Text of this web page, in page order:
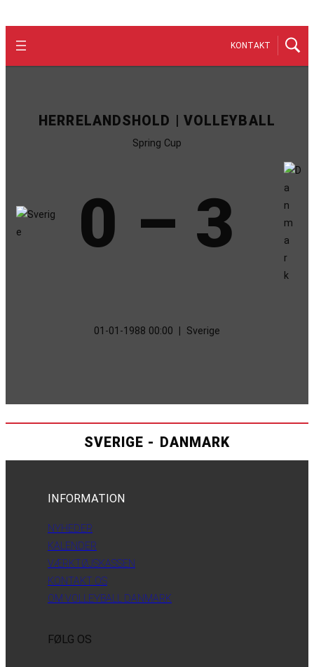
KONTAKT
HERRELANDSHOLD | VOLLEYBALL
Spring Cup
0 – 3
01-01-1988 00:00 Sverige
SVERIGE - DANMARK
INFORMATION
NYHEDER
KALENDER
VÆRKTØJSKASSEN
KONTAKT OS
OM VOLLEYBALL DANMARK
FØLG OS